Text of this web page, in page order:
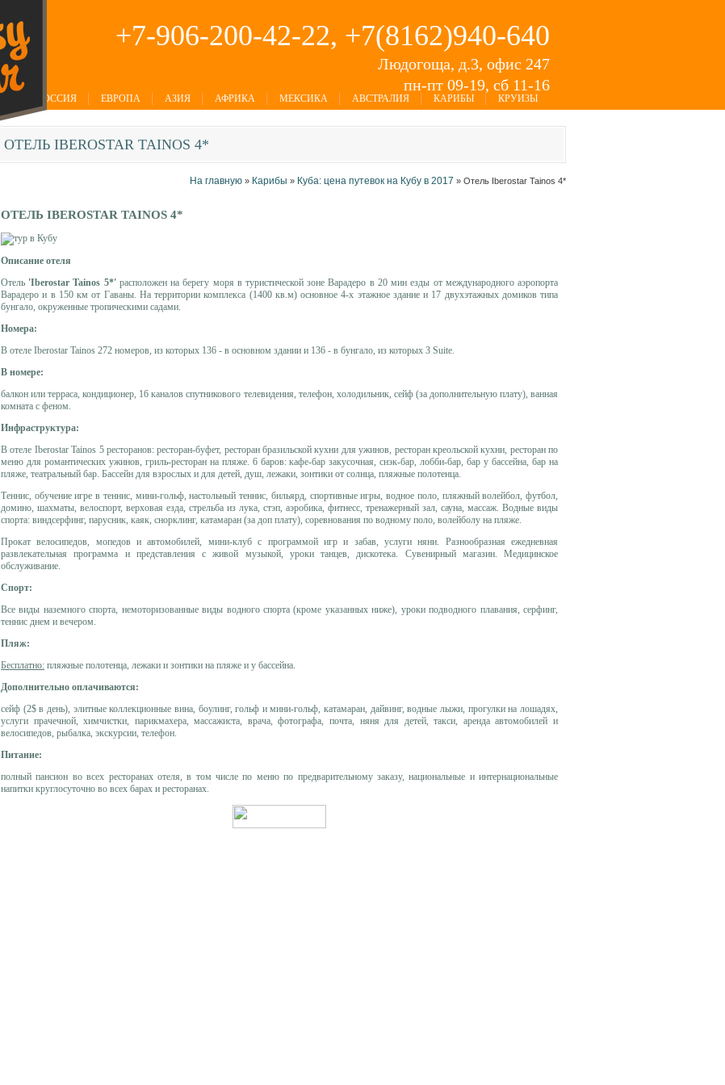
+7-906-200-42-22, +7(8162)940-640
Людогоща, д.3, офис 247
пн-пт 09-19, сб 11-16
РОССИЯ ЕВРОПА АЗИЯ АФРИКА МЕКСИКА АВСТРАЛИЯ КАРИБЫ КРУИЗЫ
ОТЕЛЬ IBEROSTAR TAINOS 4*
На главную » Карибы » Куба: цена путевок на Кубу в 2017 » Отель Iberostar Tainos 4*
ОТЕЛЬ IBEROSTAR TAINOS 4*
Описание отеля
Отель 'Iberostar Tainos 5*'расположен на берегу моря в туристической зоне Варадеро в 20 мин езды от международного аэропорта
Варадеро и в 150 км от Гаваны. На территории комплекса (1400 кв.м) основное 4-х этажное здание и 17 двухэтажных домиков типа
бунгало, окруженные тропическими садами.
Номера:
В отеле Iberostar Tainos 272 номеров, из которых 136 - в основном здании и 136 - в бунгало, из которых 3 Suite.
В номере:
балкон или терраса, кондиционер, 16 каналов спутникового телевидения, телефон, холодильник, сейф (за дополнительную плату), ванная
комната с феном.
Инфраструктура:
В отеле Iberostar Tainos 5 ресторанов: ресторан-буфет, ресторан бразильской кухни для ужинов, ресторан креольской кухни, ресторан по
меню для романтических ужинов, гриль-ресторан на пляже. 6 баров: кафе-бар закусочная, снэк-бар, лобби-бар, бар у бассейна, бар на
пляже, театральный бар. Бассейн для взрослых и для детей, душ, лежаки, зонтики от солнца, пляжные полотенца.
Теннис, обучение игре в теннис, мини-гольф, настольный теннис, бильярд, спортивные игры, водное поло, пляжный волейбол, футбол,
домино, шахматы, велоспорт, верховая езда, стрельба из лука, стэп, аэробика, фитнесс, тренажерный зал, сауна, массаж. Водные виды
спорта: виндсерфинг, парусник, каяк, снорклинг, катамаран (за доп плату), соревнования по водному поло, волейболу на пляже.
Прокат велосипедов, мопедов и автомобилей, мини-клуб с программой игр и забав, услуги няни. Разнообразная ежедневная
развлекательная программа и представления с живой музыкой, уроки танцев, дискотека. Сувенирный магазин. Медицинское
обслуживание.
Спорт:
Все виды наземного спорта, немоторизованные виды водного спорта (кроме указанных ниже), уроки подводного плавания, серфинг,
теннис днем и вечером.
Пляж:
Бесплатно: пляжные полотенца, лежаки и зонтики на пляже и у бассейна.
Дополнительно оплачиваются:
сейф (2$ в день), элитные коллекционные вина, боулинг, гольф и мини-гольф, катамаран, дайвинг, водные лыжи, прогулки на лошадях,
услуги прачечной, химчистки, парикмахера, массажиста, врача, фотографа, почта, няня для детей, такси, аренда автомобилей и
велосипедов, рыбалка, экскурсии, телефон.
Питание:
полный пансион во всех ресторанах отеля, в том числе по меню по предварительному заказу, национальные и интернациональные
напитки круглосуточно во всех барах и ресторанах.